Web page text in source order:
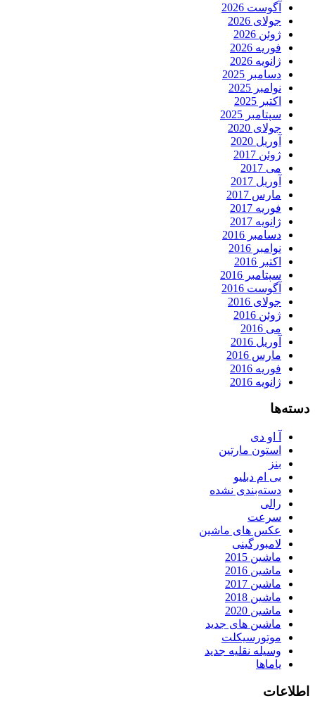
آگوست 2026
جولای 2026
ژوئن 2026
فوریه 2026
ژانویه 2026
دسامبر 2025
نوامبر 2025
اکتبر 2025
سپتامبر 2025
جولای 2020
آوریل 2020
ژوئن 2017
می 2017
آوریل 2017
مارس 2017
فوریه 2017
ژانویه 2017
دسامبر 2016
نوامبر 2016
اکتبر 2016
سپتامبر 2016
آگوست 2016
جولای 2016
ژوئن 2016
می 2016
آوریل 2016
مارس 2016
فوریه 2016
ژانویه 2016
دسته‌ها
آ او دی
استون مارتین
بنز
بی ام دبلیو
دسته‌بندی نشده
رالی
سرعت
عکس های ماشین
لامبورگینی
ماشین 2015
ماشین 2016
ماشین 2017
ماشین 2018
ماشین 2020
ماشین های جدید
موتورسیکلت
وسیله نقلیه جدید
یاماها
اطلاعات